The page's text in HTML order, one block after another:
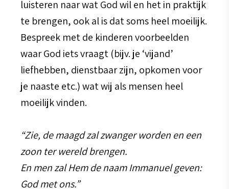
luisteren naar wat God wil en het in praktijk
te brengen, ook al is dat soms heel moeilijk.
Bespreek met de kinderen voorbeelden
waar God iets vraagt (bijv. je ‘vijand’
liefhebben, dienstbaar zijn, opkomen voor
je naaste etc.) wat wij als mensen heel
moeilijk vinden.
“Zie, de maagd zal zwanger worden en een
zoon ter wereld brengen.
En men zal Hem de naam Immanuel geven:
God met ons.”